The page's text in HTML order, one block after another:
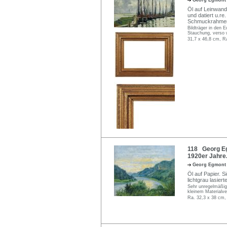
Öl auf
und datiert
Bildträger in den
Stauchung, verso
31,7 x 46,8 cm,
118 Georg
1920er Jahre.
Georg
Öl auf Papier.
lichtgrau
Sehr
kleinem
Ra. 32,3 x 38